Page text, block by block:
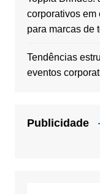
corporativos em
para marcas de
Tendências
eventos
Publicidade